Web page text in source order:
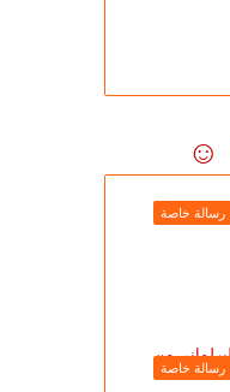
☺
رسالة خاصة
رسالة خاصة